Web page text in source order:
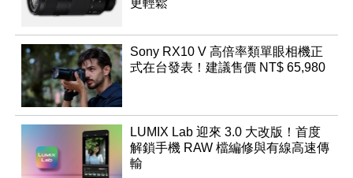
更輕鬆
Sony RX10 V 高倍率類單眼相機正
式在台發表！建議售價 NT$ 65,980
LUMIX Lab 迎來 3.0 大改版！首度
解鎖手機 RAW 檔編修與有線高速傳
輸